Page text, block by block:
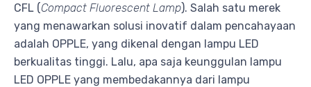
CFL (Compact Fluorescent Lamp). Salah satu merek
yang menawarkan solusi inovatif dalam pencahayaan
adalah OPPLE, yang dikenal dengan lampu LED
berkualitas tinggi. Lalu, apa saja keunggulan lampu
LED OPPLE yang membedakannya dari lampu